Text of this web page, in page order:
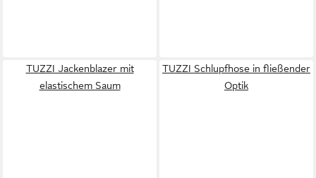
TUZZI Jackenblazer mit
elastischem Saum
TUZZI Schlupfhose in fließender
Optik